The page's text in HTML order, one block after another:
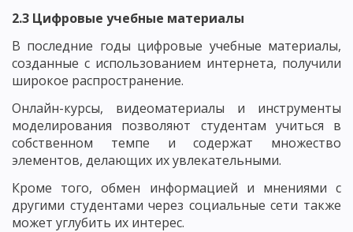
2.3 Цифровые учебные материалы
В последние годы цифровые учебные материалы,
созданные с использованием интернета, получили
широкое распространение.
Онлайн-курсы, видеоматериалы и инструменты
моделирования позволяют студентам учиться в
собственном темпе и содержат множество
элементов, делающих их увлекательными.
Кроме того, обмен информацией и мнениями с
другими студентами через социальные сети также
может углубить их интерес.